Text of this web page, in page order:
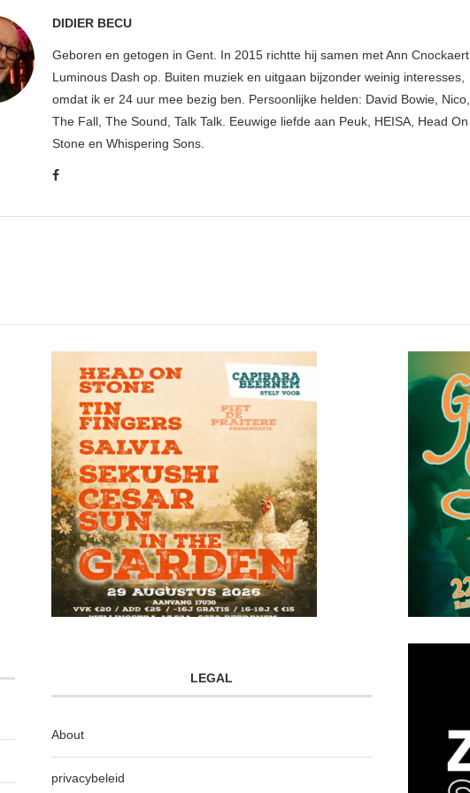
DIDIER BECU
Geboren en getogen in Gent. In 2015 richtte hij samen met Ann Cnockaert
Luminous Dash op. Buiten muziek en uitgaan bijzonder weinig interesses,
omdat ik er 24 uur mee bezig ben. Persoonlijke helden: David Bowie, Nico,
The Fall, The Sound, Talk Talk. Eeuwige liefde aan Peuk, HEISA, Head On
Stone en Whispering Sons.
LEGAL
About
privacybeleid